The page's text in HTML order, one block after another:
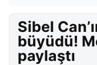
Sibel
büyüdü!
paylaştı